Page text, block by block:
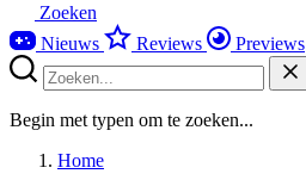
Zoeken
Nieuws
Reviews Previews
Begin met typen om te zoeken...
Home